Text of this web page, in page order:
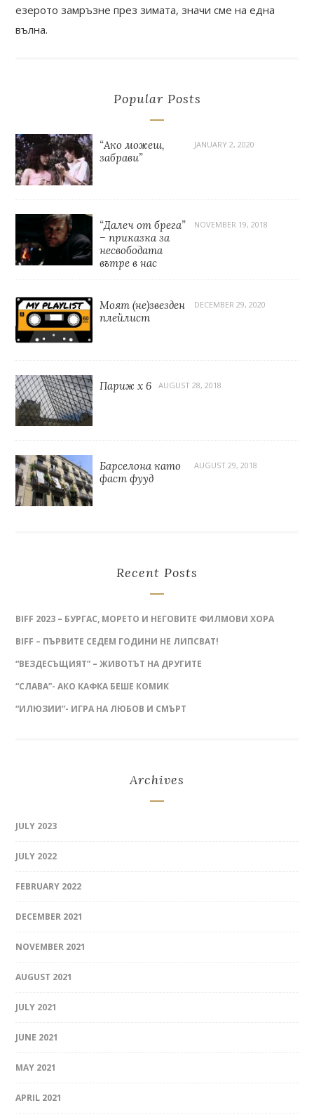
езерото замръзне през зимата, значи сме на една
вълна.
Popular Posts
“Ако можеш,
забрави”
JANUARY 2, 2020
“Далеч от брега”
– приказка за
несвободата
вътре в нас
NOVEMBER 19, 2018
Моят (не)звезден
плейлист
DECEMBER 29, 2020
Париж x 6 AUGUST 28, 2018
Барселона като
фаст фууд
AUGUST 29, 2018
Recent Posts
BIFF 2023 – БУРГАС, МОРЕТО И НЕГОВИТЕ ФИЛМОВИ ХОРА
BIFF – ПЪРВИТЕ СЕДЕМ ГОДИНИ НЕ ЛИПСВАТ!
“ВЕЗДЕСЪЩИЯТ” – ЖИВОТЪТ НА ДРУГИТЕ
“СЛАВА”- АКО КАФКА БЕШЕ КОМИК
“ИЛЮЗИИ”- ИГРА НА ЛЮБОВ И СМЪРТ
Archives
JULY 2023
JULY 2022
FEBRUARY 2022
DECEMBER 2021
NOVEMBER 2021
AUGUST 2021
JULY 2021
JUNE 2021
MAY 2021
APRIL 2021